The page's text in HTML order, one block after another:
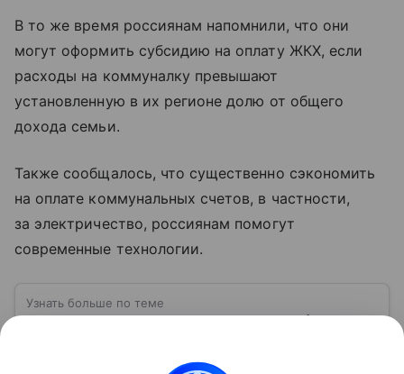
В то же время россиянам напомнили, что они
могут оформить субсидию на оплату ЖКХ, если
расходы на коммуналку превышают
установленную в их регионе долю от общего
дохода семьи.
Также сообщалось, что существенно сэкономить
на оплате коммунальных счетов, в частности,
за электричество, россиянам помогут
современные технологии.
Узнать больше по теме
Государственная дума занимает особое место в